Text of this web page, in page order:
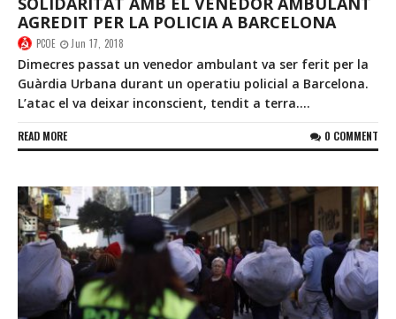
AGREDIT PER LA POLICIA A BARCELONA
PCOE Jun 17, 2018
Dimecres passat un venedor ambulant va ser ferit per la
Guàrdia Urbana durant un operatiu policial a Barcelona.
L’atac el va deixar inconscient, tendit a terra....
READ MORE 0 COMMENT